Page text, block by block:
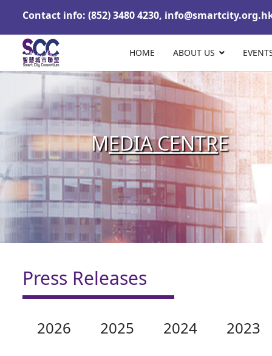
Contact info: (852) 3480 4230,
HOME ABOUT US
MEDIA CENTRE
Press Releases
2026 2025 2024 2023